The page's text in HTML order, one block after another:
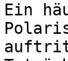
Ein